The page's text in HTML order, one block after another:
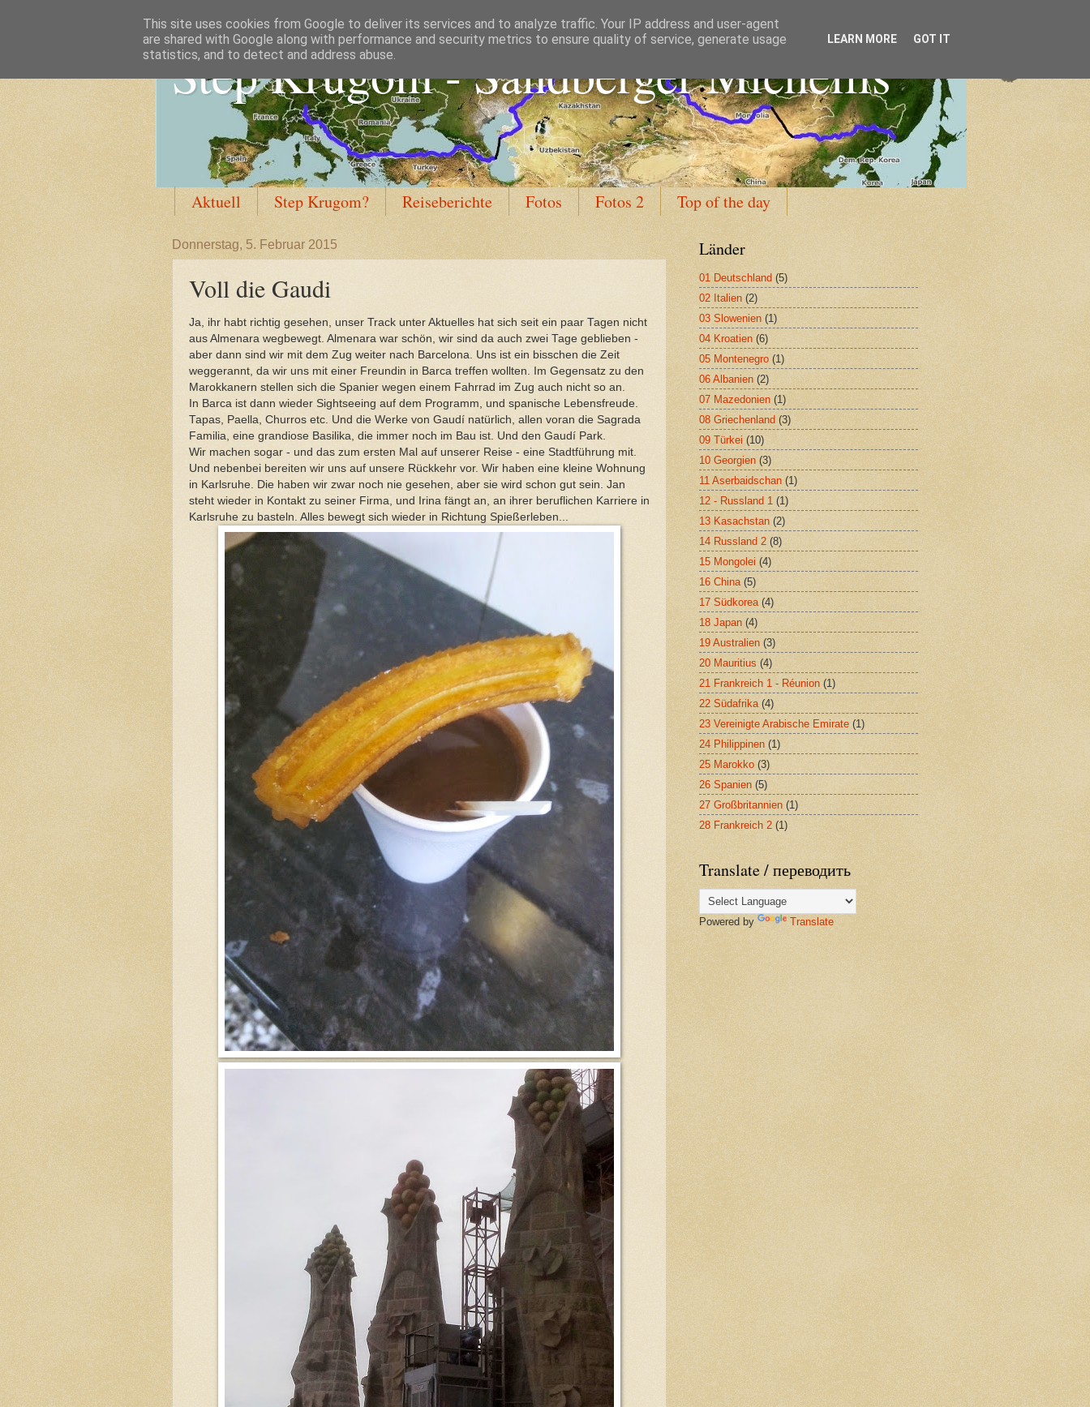
Step Krugom - Sandberger Micheilis
Aktuell Step Krugom? Reiseberichte Fotos Fotos 2 Top of the day
Donnerstag, 5. Februar 2015
Voll die Gaudi
Ja, ihr habt richtig gesehen, unser Track unter Aktuelles hat sich seit ein paar Tagen nicht
aus Almenara wegbewegt. Almenara war schön, wir sind da auch zwei Tage geblieben -
aber dann sind wir mit dem Zug weiter nach Barcelona. Uns ist ein bisschen die Zeit
weggerannt, da wir uns mit einer Freundin in Barca treffen wollten. Im Gegensatz zu den
Marokkanern stellen sich die Spanier wegen einem Fahrrad im Zug auch nicht so an.
In Barca ist dann wieder Sightseeing auf dem Programm, und spanische Lebensfreude.
Tapas, Paella, Churros etc. Und die Werke von Gaudí natürlich, allen voran die Sagrada
Familia, eine grandiose Basilika, die immer noch im Bau ist. Und den Gaudí Park.
Wir machen sogar - und das zum ersten Mal auf unserer Reise - eine Stadtführung mit.
Und nebenbei bereiten wir uns auf unsere Rückkehr vor. Wir haben eine kleine Wohnung
in Karlsruhe. Die haben wir zwar noch nie gesehen, aber sie wird schon gut sein. Jan
steht wieder in Kontakt zu seiner Firma, und Irina fängt an, an ihrer beruflichen Karriere in
Karlsruhe zu basteln. Alles bewegt sich wieder in Richtung Spießerleben...
Länder
01 Deutschland (5)
02 Italien (2)
03 Slowenien (1)
04 Kroatien (6)
05 Montenegro (1)
06 Albanien (2)
07 Mazedonien (1)
08 Griechenland (3)
09 Türkei (10)
10 Georgien (3)
11 Aserbaidschan (1)
12 - Russland 1 (1)
13 Kasachstan (2)
14 Russland 2 (8)
15 Mongolei (4)
16 China (5)
17 Südkorea (4)
18 Japan (4)
19 Australien (3)
20 Mauritius (4)
21 Frankreich 1 - Réunion (1)
22 Südafrika (4)
23 Vereinigte Arabische Emirate (1)
24 Philippinen (1)
25 Marokko (3)
26 Spanien (5)
27 Großbritannien (1)
28 Frankreich 2 (1)
Translate / переводить
Powered by Translate
This site uses cookies from Google to deliver its services and to analyze traffic. Your IP address and user-agent
are shared with Google along with performance and security metrics to ensure quality of service, generate usage
statistics, and to detect and address abuse.
LEARN MORE GOT IT